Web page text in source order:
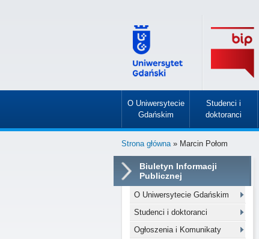
O Uniwersytecie
Gdańskim
»
Studenci i
doktoranci
»
Strona główna» Marcin Połom
Biuletyn Informacji
Publicznej
O Uniwersytecie Gdańskim
Studenci i doktoranci
Ogłoszenia i Komunikaty